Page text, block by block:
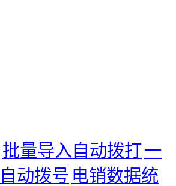
批量导入自动拨打一
自动拨号 电销数据统